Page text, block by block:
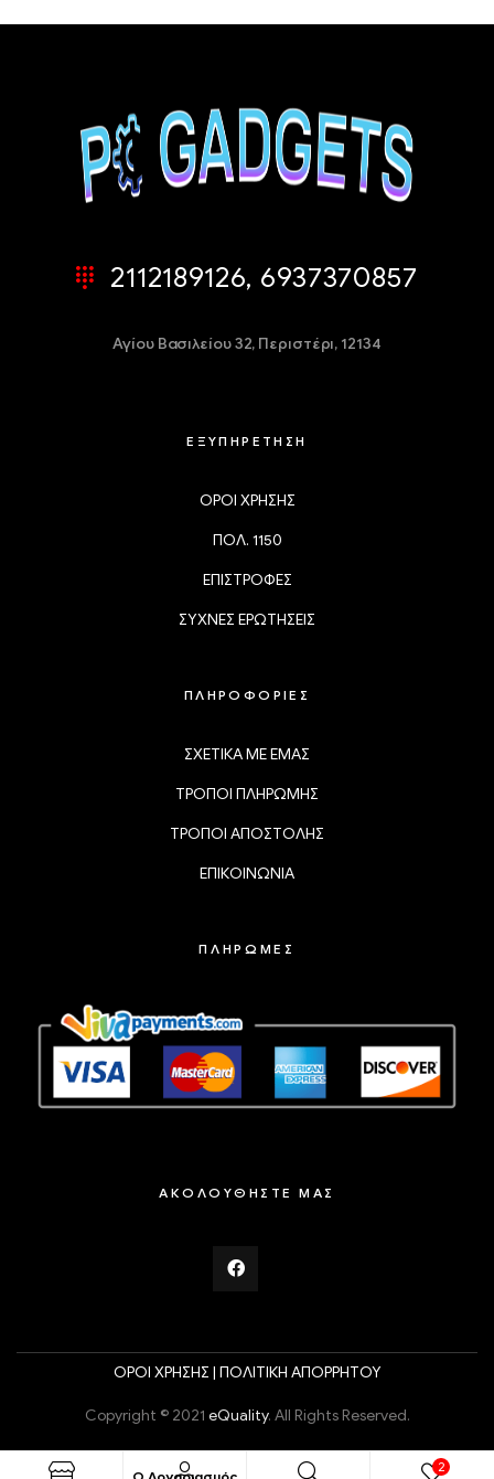
2112189126, 6937370857
Αγίου Βασιλείου 32, Περιστέρι, 12134
ΕΞΥΠΗΡΕΤΗΣΗ
ΟΡΟΙ ΧΡΗΣΗΣ
ΠΟΛ. 1150
ΕΠΙΣΤΡΟΦΕΣ
ΣΥΧΝΕΣ ΕΡΩΤΗΣΕΙΣ
ΠΛΗΡΟΦΟΡΙΕΣ
ΣΧΕΤΙΚΑ ΜΕ ΕΜΑΣ
ΤΡΟΠΟΙ ΠΛΗΡΩΜΗΣ
ΤΡΟΠΟΙ ΑΠΟΣΤΟΛΗΣ
ΕΠΙΚΟΙΝΩΝΙΑ
ΠΛΗΡΩΜΕΣ
ΑΚΟΛΟΥΘΗΣΤΕ ΜΑΣ
ΟΡΟΙ ΧΡΗΣΗΣ | ΠΟΛΙΤΙΚΗ ΑΠΟΡΡΗΤΟΥ
Copyright © 2021 eQuality. All Rights Reserved.
2